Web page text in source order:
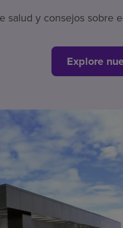
salud y consejos sobre
Explore